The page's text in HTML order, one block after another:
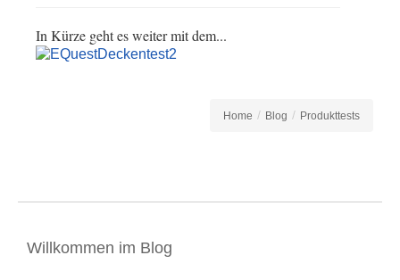
In Kürze geht es weiter mit dem...
Home / Blog / Produkttests
Willkommen im Blog